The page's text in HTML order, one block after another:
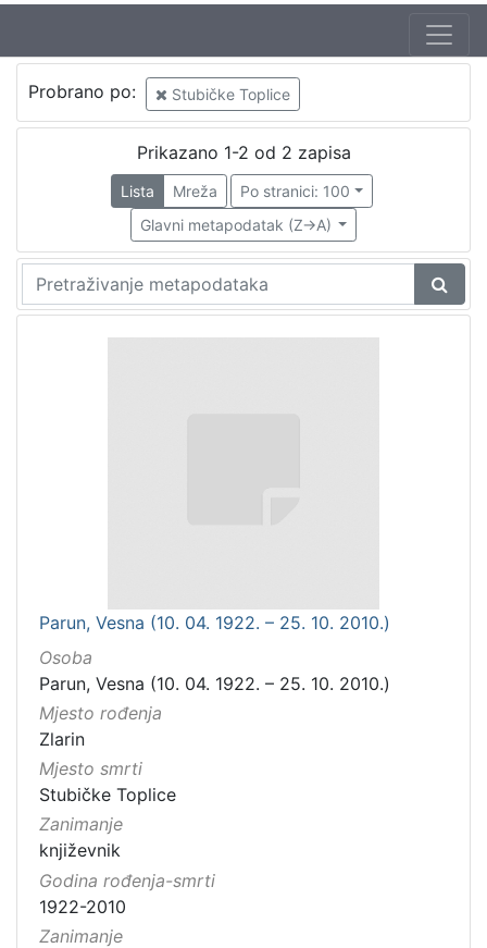
Probrano po: Stubičke Toplice
Prikazano 1-2 od 2 zapisa
Lista Mreža
Po stranici: 100
Glavni metapodatak (Z->A)
Parun, Vesna (10. 04. 1922. – 25. 10. 2010.)
Osoba
Parun, Vesna (10. 04. 1922. – 25. 10. 2010.)
Mjesto rođenja
Zlarin
Mjesto smrti
Stubičke Toplice
Zanimanje
književnik
Godina rođenja-smrti
1922-2010
Zanimanje